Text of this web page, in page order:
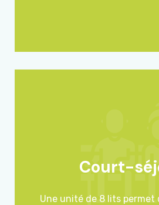
Court-
Une unité de 8 lits permet